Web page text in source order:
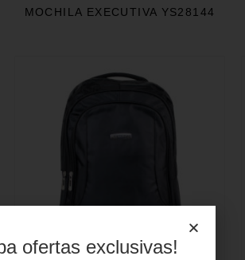
MOCHILA EXECUTIVA YS28144
ofertas exclusivas!